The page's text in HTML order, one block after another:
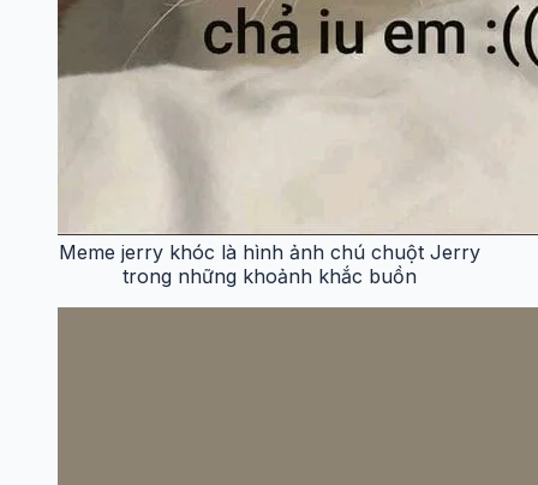
Meme jerry khóc là hình ảnh chú chuột Jerry
trong những khoảnh khắc buồn